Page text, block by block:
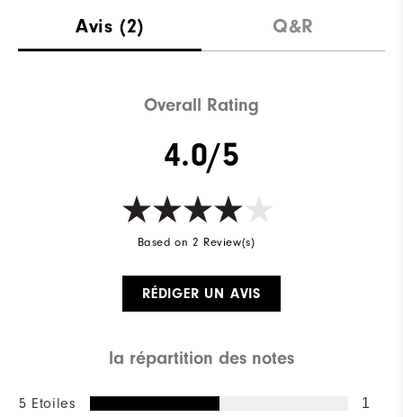
Avis (2) Q&R
Overall Rating
4.0/5
Based on 2 Review(s)
RÉDIGER UN AVIS
la répartition des notes
5 Etoiles 1